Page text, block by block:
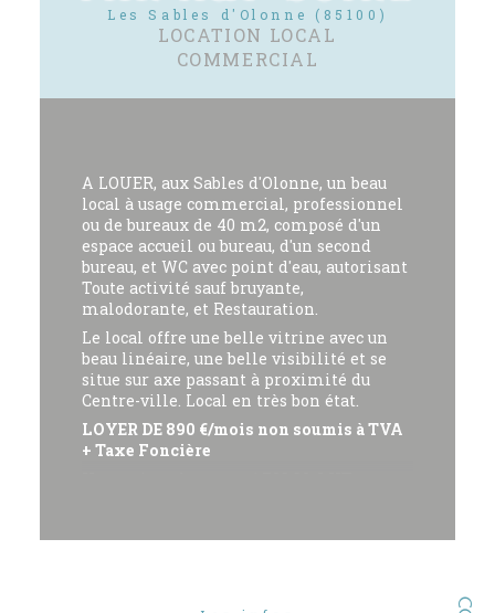
Les Sables d'Olonne (85100)
LOCATION LOCAL
COMMERCIAL
A LOUER, aux Sables d'Olonne, un beau
local à usage commercial, professionnel
ou de bureaux de 40 m2, composé d'un
espace accueil ou bureau, d'un second
bureau, et WC avec point d'eau, autorisant
Toute activité sauf bruyante,
malodorante, et Restauration.
Le local offre une belle vitrine avec un
beau linéaire, une belle visibilité et se
situe sur axe passant à proximité du
Centre-ville. Local en très bon état.
LOYER DE 890 €/mois non soumis à TVA
+ Taxe Foncière